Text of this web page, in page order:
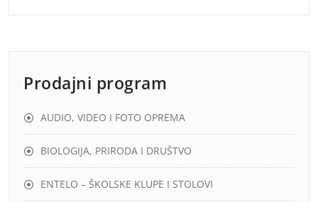
Prodajni program
AUDIO, VIDEO I FOTO OPREMA
BIOLOGIJA, PRIRODA I DRUŠTVO
ENTELO – ŠKOLSKE KLUPE I STOLOVI